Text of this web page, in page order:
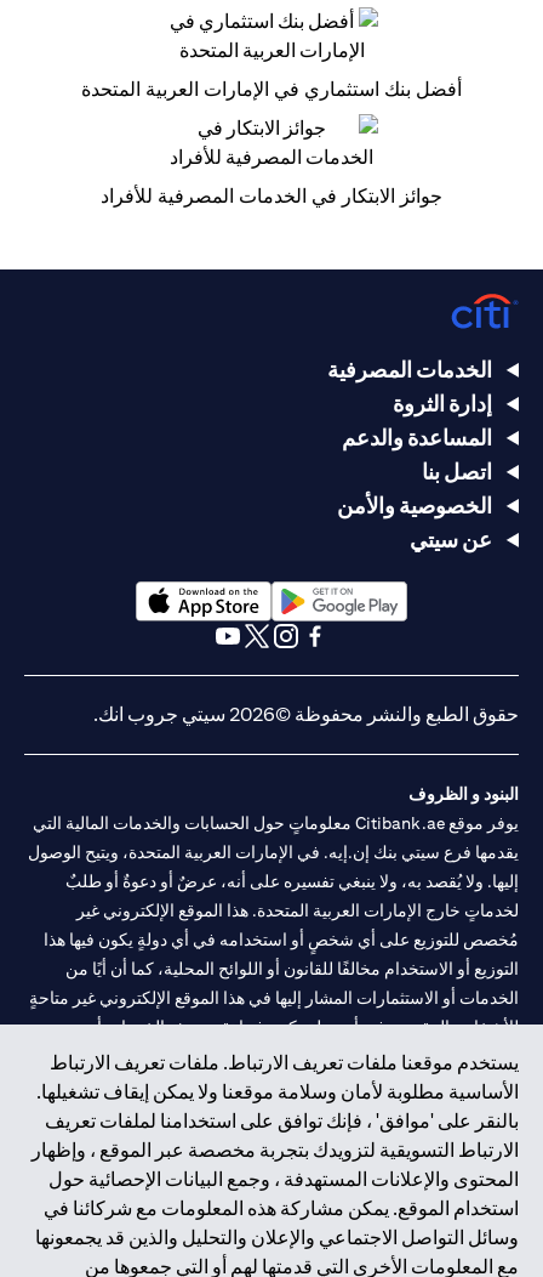
أفضل بنك استثماري في الإمارات العربية المتحدة
جوائز الابتكار في الخدمات المصرفية للأفراد
يستخدم موقعنا ملفات تعريف الارتباط. ملفات تعريف الارتباط
الأساسية مطلوبة لأمان وسلامة موقعنا ولا يمكن إيقاف تشغيلها.
بالنقر على 'موافق' ، فإنك توافق على استخدامنا لملفات تعريف
الارتباط التسويقية لتزويدك بتجربة مخصصة عبر الموقع ، وإظهار
المحتوى والإعلانات المستهدفة ، وجمع البيانات الإحصائية حول
استخدام الموقع. يمكن مشاركة هذه المعلومات مع شركائنا في
وسائل التواصل الاجتماعي والإعلان والتحليل والذين قد يجمعونها
مع المعلومات الأخرى التي قدمتها لهم أو التي جمعوها من
الخدمات المصرفية
إدارة الثروة
المساعدة والدعم
اتصل بنا
الخصوصية والأمن
عن سيتي
(opens in a new tab)
حقوق الطبع والنشر محفوظة ©2026 سيتي جروب انك.
البنود و الظروف
يوفر موقع Citibank.ae معلوماتٍ حول الحسابات والخدمات المالية التي
يقدمها فرع سيتي بنك إن.إيه. في الإمارات العربية المتحدة، ويتيح الوصول
إليها. ولا يُقصد به، ولا ينبغي تفسيره على أنه، عرضٌ أو دعوةٌ أو طلبٌ
لخدماتٍ خارج الإمارات العربية المتحدة. هذا الموقع الإلكتروني غير
مُخصص للتوزيع على أي شخصٍ أو استخدامه في أي دولةٍ يكون فيها هذا
التوزيع أو الاستخدام مخالفًا للقانون أو اللوائح المحلية، كما أن أيًا من
الخدمات أو الاستثمارات المشار إليها في هذا الموقع الإلكتروني غير متاحةٍ
للأشخاص المقيمين في أي دولةٍ يكون فيها تقديم هذه الخدمات أو
الاستثمارات مخالفًا للقانون أو اللوائح المحلية.
سيتي بنك هي علامة خدمة لشركة Citigroup Inc. أو .Citibank N.A ،
مستخدمة ومسجلة في جميع أنحاء العالم.
سيتي بنك إن. إيه. الإمارات مسجل لدى مصرف الإمارات المركزي تحت
أرقام التراخيص 202563 لفرع الوصل في دبي، 531989 لفرع مول
الإمارات في دبي، و
CN-1002019 لفرع أبوظبي. هاتف: 4000 311 04.